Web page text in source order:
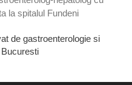
la spitalul Fundeni